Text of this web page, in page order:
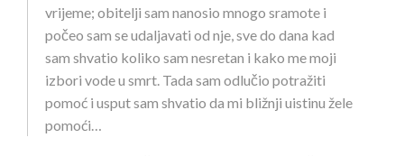
vrijeme; obitelji sam nanosio mnogo sramote i
počeo sam se udaljavati od nje, sve do dana kad
sam shvatio koliko sam nesretan i kako me moji
izbori vode u smrt. Tada sam odlučio potražiti
pomoć i usput sam shvatio da mi bližnji uistinu žele
pomoći…